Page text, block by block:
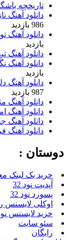
تاریخچه
دانلود آهنگ
986 بازدید
دانلود آهنگ
بازدید
دانلود آهنگ
دانلود آهنگ
بازدید
دانلود آهنگ
987 بازدید
دانلود آهنگ
دانلود آهنگ
دانلود آهنگ
دانلود آهنگ
:
خرید بک لینک
آپدیت نود 32
پسورد نود 32
اوکلی لایسنس
خرید لایسنس نود 32
سئو سایت
رایگان